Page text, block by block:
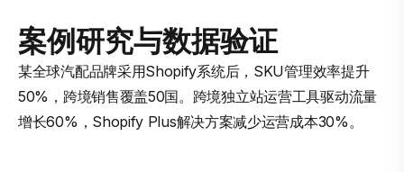
案例研究与数据验证
某全球汽配品牌采用Shopify系统后，SKU管理效率提升
50%，跨境销售覆盖50国。跨境独立站运营工具驱动流量
增长60%，Shopify Plus解决方案减少运营成本30%。